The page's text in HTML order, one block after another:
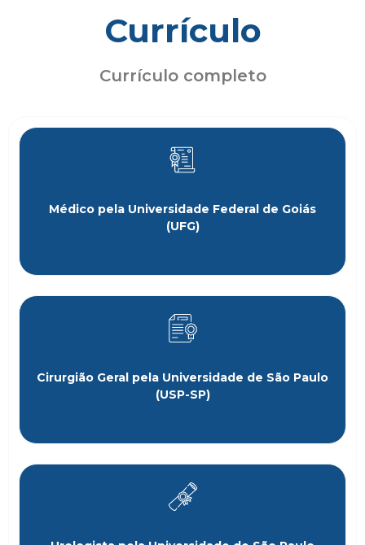
Currículo
Currículo completo
Médico pela Universidade Federal de Goiás
(UFG)
Cirurgião Geral pela Universidade de São Paulo
(USP-SP)